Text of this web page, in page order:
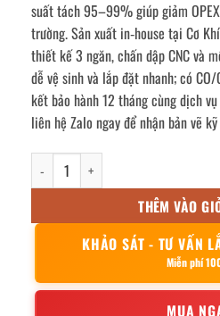
suất tách 95–99% giúp giảm
trường. Sản xuất in‑house tại Cơ
thiết kế 3 ngăn, chấn dập CNC và
dễ vệ sinh và lắp đặt nhanh; có
kết bảo hành 12 tháng cùng dịch
liên hệ Zalo ngay để nhận bản vẽ
Bể tách mỡ công nghiệp 37000l số
THÊM VÀO
KHẢO SÁT - TƯ VẤN
Miễn phí
MUA